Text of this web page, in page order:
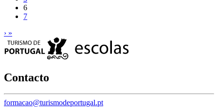
6
7
› »
Contacto
formacao@turismodeportugal.pt